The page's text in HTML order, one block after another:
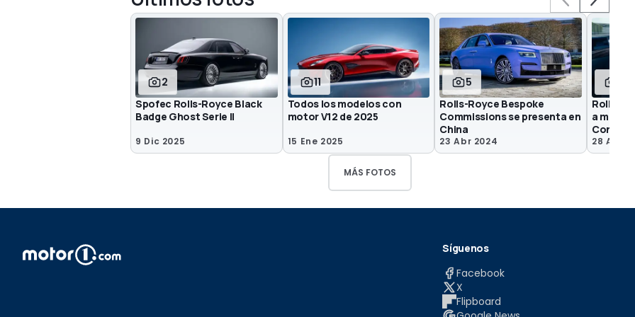
2
Spofec Rolls-Royce Black
Badge Ghost Serie II
9 Dic 2025
11
Todos los modelos con
motor V12 de 2025
15 Ene 2025
5
Rolls-Royce Bespoke
Commissions se presenta en
China
23 Abr 2024
Rolls-
a
28 Ago
MÁS FOTOS
Síguenos
Facebook
X
Flipboard